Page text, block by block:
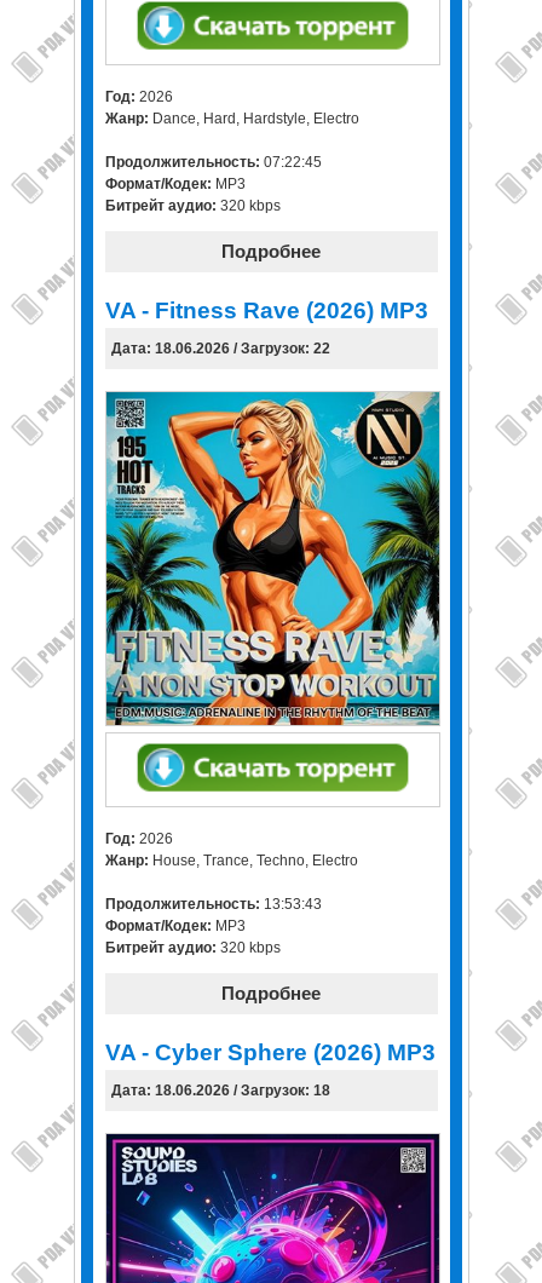
Год: 2026
Жанр: Dance, Hard, Hardstyle, Electro
Продолжительность: 07:22:45
Формат/Кодек: MP3
Битрейт аудио: 320 kbps
Подробнее
VA - Fitness Rave (2026) MP3
Дата: 18.06.2026 / Загрузок: 22
Год: 2026
Жанр: House, Trance, Techno, Electro
Продолжительность: 13:53:43
Формат/Кодек: MP3
Битрейт аудио: 320 kbps
Подробнее
VA - Cyber Sphere (2026) MP3
Дата: 18.06.2026 / Загрузок: 18